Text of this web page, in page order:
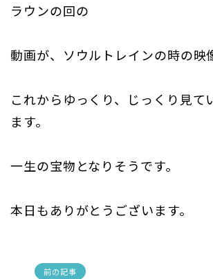
ラウンの回の
動画が、ソウルトレインの時の映
これからゆっくり、じっくり見て
ます。
一生の宝物となりそうです。
本日もありがとうございます。
前の記事